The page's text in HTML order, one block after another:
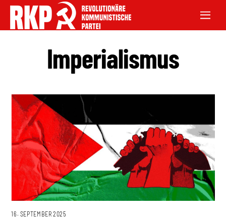
Imperialismus
16. SEPTEMBER 2025